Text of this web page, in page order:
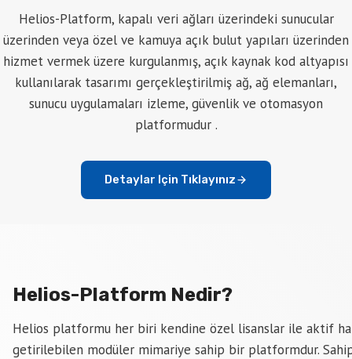
Helios-Platform, kapalı veri ağları üzerindeki sunucular
üzerinden veya özel ve kamuya açık bulut yapıları üzerinden
hizmet vermek üzere kurgulanmış, açık kaynak kod altyapısı
kullanılarak tasarımı gerçekleştirilmiş ağ, ağ elemanları,
sunucu uygulamaları izleme, güvenlik ve otomasyon
platformudur .
Detaylar Için Tıklayınız
Helios-Platform Nedir?
Helios platformu her biri kendine özel lisanslar ile aktif
getirilebilen modüler mimariye sahip bir platformdur.